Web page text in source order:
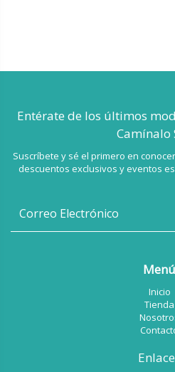
Entérate de los últimos
Camínalo
Suscríbete y sé el primero en
descuentos exclusivos y eventos
Menú
Inicio
Tienda